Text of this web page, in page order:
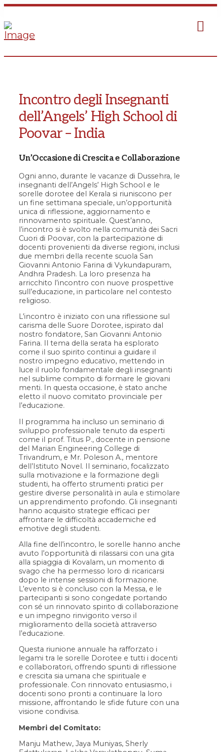
Incontro degli Insegnanti
dell’Angels’ High School di
Poovar – India
Un’Occasione di Crescita e Collaborazione
Ogni anno, durante le vacanze di Dussehra, le
insegnanti dell’Angels’ High School e le
sorelle dorotee del Kerala si riuniscono per
un fine settimana speciale, un’opportunità
unica di riflessione, aggiornamento e
rinnovamento spirituale. Quest’anno,
l’incontro si è svolto nella comunità dei Sacri
Cuori di Poovar, con la partecipazione di
docenti provenienti da diverse regioni, inclusi
due membri della recente scuola San
Giovanni Antonio Farina di Vykundapuram,
Andhra Pradesh. La loro presenza ha
arricchito l’incontro con nuove prospettive
sull’educazione, in particolare nel contesto
religioso.
L’incontro è iniziato con una riflessione sul
carisma delle Suore Dorotee, ispirato dal
nostro fondatore, San Giovanni Antonio
Farina. Il tema della serata ha esplorato
come il suo spirito continui a guidare il
nostro impegno educativo, mettendo in
luce il ruolo fondamentale degli insegnanti
nel sublime compito di formare le giovani
menti. In questa occasione, è stato anche
eletto il nuovo comitato provinciale per
l’educazione.
Il programma ha incluso un seminario di
sviluppo professionale tenuto da esperti
come il prof. Titus P., docente in pensione
del Marian Engineering College di
Trivandrum, e Mr. Poleson A., mentore
dell’Istituto Novel. Il seminario, focalizzato
sulla motivazione e la formazione degli
studenti, ha offerto strumenti pratici per
gestire diverse personalità in aula e stimolare
un apprendimento profondo. Gli insegnanti
hanno acquisito strategie efficaci per
affrontare le difficoltà accademiche ed
emotive degli studenti.
Alla fine dell’incontro, le sorelle hanno anche
avuto l’opportunità di rilassarsi con una gita
alla spiaggia di Kovalam, un momento di
svago che ha permesso loro di ricaricarsi
dopo le intense sessioni di formazione.
L’evento si è concluso con la Messa, e le
partecipanti si sono congedate portando
con sé un rinnovato spirito di collaborazione
e un impegno rinvigorito verso il
miglioramento della società attraverso
l’educazione.
Questa riunione annuale ha rafforzato i
legami tra le sorelle Dorotee e tutti i docenti
e collaboratori, offrendo spunti di riflessione
e crescita sia umana che spirituale e
professionale. Con rinnovato entusiasmo, i
docenti sono pronti a continuare la loro
missione, affrontando le sfide future con una
visione condivisa.
Membri del Comitato:
Manju Mathew, Jaya Muniyas, Sherly